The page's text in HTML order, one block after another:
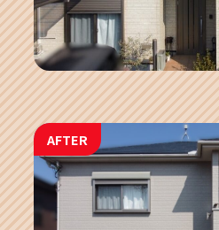
AFTER